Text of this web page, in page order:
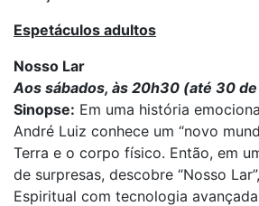
Espetáculos adultos
Nosso Lar
Aos sábados, às 20h30 (até 30
Sinopse: Em uma história
André Luiz conhece um “novo
Terra e o corpo físico. Então, em
de surpresas, descobre “Nosso
Espiritual com tecnologia